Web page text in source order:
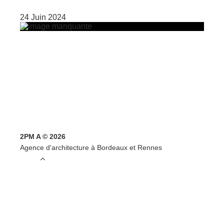
24 Juin 2024
2PM A © 2026
Agence d'architecture à Bordeaux et Rennes
